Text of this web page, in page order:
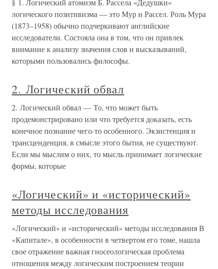
§ 1. Логический атомизм Б. Рассела «Дедушки»
логического позитивизма — это Мур и Рассел. Роль Мура
(1873–1958) обычно подчеркивают английские
исследователи. Состояла она в том, что он привлек
внимание к анализу значения слов и высказываний,
которыми пользовались философы.
2. Логический обвал
2. Логический обвал — То, что может быть
продемонстрировано или что требуется доказать, есть
конечное познание чего-то особенного. Экзистенция и
трансценденция, в смысле этого бытия, не существуют.
Если мы мыслим о них, то мысль принимает логические
формы, которые
«Логический» и «исторический»
методы исследования
«Логический» и «исторический» методы исследования В
«Капитале», в особенности в четвертом его томе, нашла
свое отражение важная гносеологическая проблема
отношения между логическим построением теории